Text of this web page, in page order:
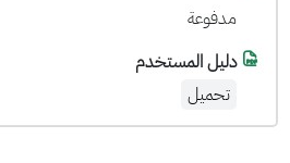
مدفوعة
دليل المستخدم
تحميل